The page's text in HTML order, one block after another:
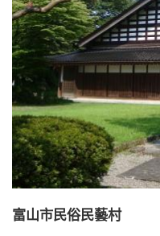
富山市民俗民藝村